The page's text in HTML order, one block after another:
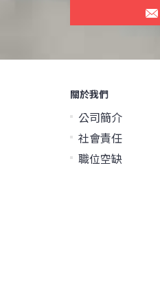
關於我們
公司簡介
社會責任
職位空缺